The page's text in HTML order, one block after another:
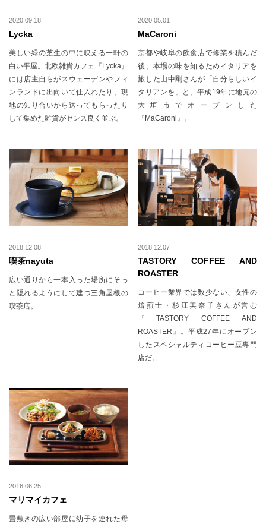
2020.09.18
Lycka
美しい緑の芝生の中に映える一軒の
白い平屋。北欧雑貨カフェ『Lycka』
には店主自らがスウェーデンやフィ
ンランドに出向いて仕入れたり、現
地の知り合いから送ってもらったり
して集めた雑貨がセンス良く並ぶ。
2020.05.01
MaCaroni
京都や岐阜の飲食店で修業を積んだ
後、本場の味を知るためイタリアを
旅した山中剛さんが「自分らしいイ
タリアンを」と、平成19年に地元の
大垣市でオープンした
『MaCaroni』。
2018.12.08
喫茶nayuta
広い通りから一本入った場所にそっ
と隠れるようにして建つ三角屋根の
喫茶店。
2018.12.07
TASTORY COFFEE AND
ROASTER
コーヒー業界では数少ない、女性の
焙煎士・杉江美奈子さんが営む
『TASTORY COFFEE AND
ROASTER』。平成27年にオープン
したスペシャルティコーヒー豆専門
店だ。
2016.06.25
マリマイカフェ
畳敷きの広い部屋に幼子を連れた母